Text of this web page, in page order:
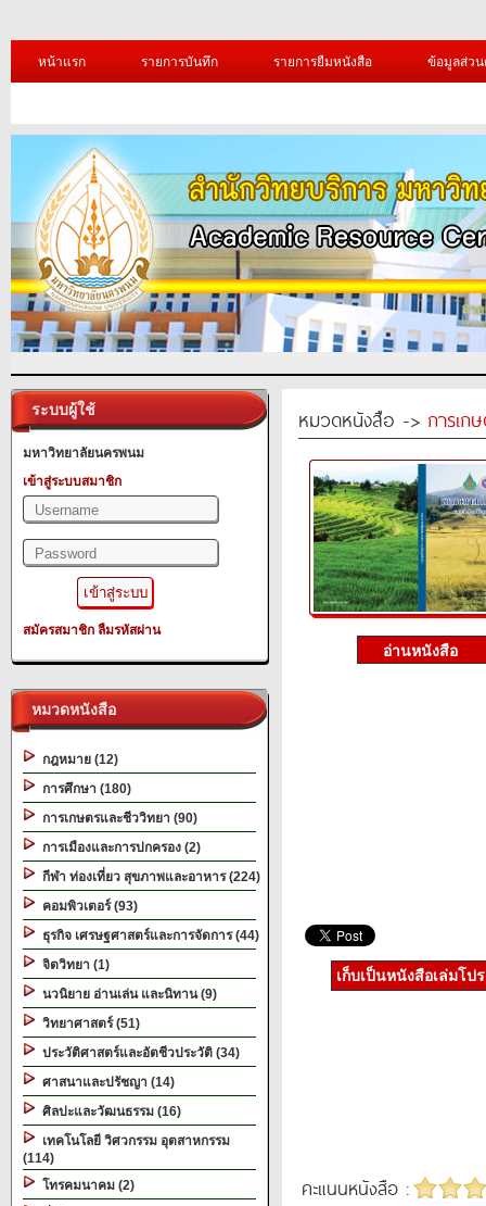
หน้าแรก รายการบันทึก รายการยืมหนังสือ ข้อมูลส่ว
ระบบผู้ใช้
มหาวิทยาลัยนครพนม
เข้าสู่ระบบสมาชิก
สมัครสมาชิก ลืมรหัสผ่าน
หมวดหนังสือ
กฎหมาย (12)
การศึกษา (180)
การเกษตรและชีววิทยา (90)
การเมืองและการปกครอง (2)
กีฬา ท่องเที่ยว สุขภาพและอาหาร (224)
คอมพิวเตอร์ (93)
ธุรกิจ เศรษฐศาสตร์และการจัดการ (44)
จิตวิทยา (1)
นวนิยาย อ่านเล่น และนิทาน (9)
วิทยาศาสตร์ (51)
ประวัติศาสตร์และอัตชีวประวัติ (34)
ศาสนาและปรัชญา (14)
ศิลปะและวัฒนธรรม (16)
เทคโนโลยี วิศวกรรม อุตสาหกรรม
(114)
โทรคมนาคม (2)
หมวดหนังสือ -> การเก
เก็บเป็นหนังสือเล่มโป
คะแนนหนังสือ :